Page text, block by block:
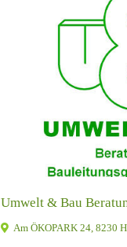
Umwelt & Bau
Am ÖKOPARK 24, 8230